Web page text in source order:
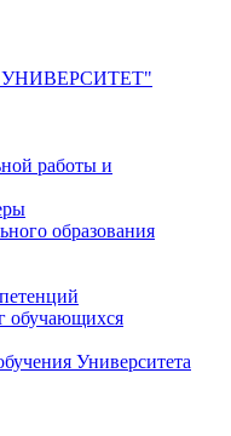
УНИВЕРСИТЕТ"
работы и
образования
обучающихся
Университета